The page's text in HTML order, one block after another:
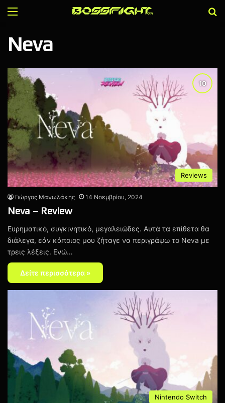
Menu
Neva
Reviews
Γιώργος Μανωλάκης 14 Νοεμβρίου, 2024
Neva – Review
Ευρηματικό, συγκινητικό, μεγαλειώδες. Αυτά τα επίθετα θα
διάλεγα, εάν κάποιος μου ζήταγε να περιγράψω το Neva με
τρεις λέξεις. Ενώ…
Δείτε περισσότερα »
Nintendo Switch